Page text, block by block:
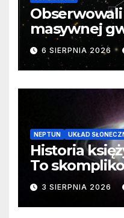
masywnej
samego
cenne dane
6 SIERPNIA 2026
NEPTUN UKŁAD
Historia
To
3 SIERPNIA 2026